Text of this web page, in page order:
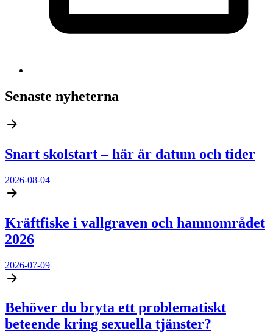
Senaste nyheterna
Snart skolstart – här är datum och tider
2026-08-04
Kräftfiske i vallgraven och hamnområdet
2026
2026-07-09
Behöver du bryta ett problematiskt
beteende kring sexuella tjänster?